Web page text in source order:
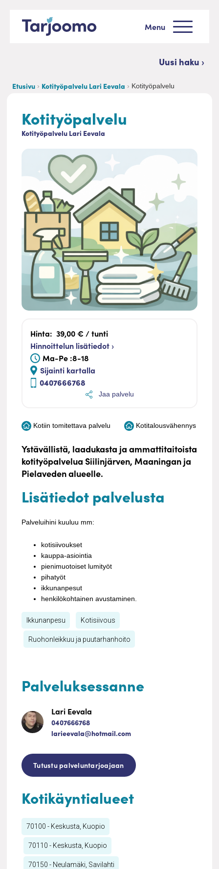
Siirry sisältöön
Menu
Uusi haku ›
Etusivu Kotityöpalvelu Lari Eevala Kotityöpalvelu
Kotityöpalvelu
Kotityöpalvelu Lari Eevala
Hinta: 39,00 € / tunti
Hinnoittelun lisätiedot ›
Ma-Pe :8-18
Sijainti kartalla
0407666768
Jaa palvelu
Kotiin tomitettava palvelu Kotitalousvähennys
Ystävällistä, laadukasta ja ammattitaitoista
kotityöpalvelua Siilinjärven, Maaningan ja
Pielaveden alueelle.
Lisätiedot palvelusta
Palveluihini kuuluu mm:
kotisiivoukset
kauppa-asiointia
pienimuotoiset lumityöt
pihatyöt
ikkunanpesut
henkilökohtainen avustaminen.
Ikkunanpesu Kotisiivous
Ruohonleikkuu ja puutarhanhoito
Palveluksessanne
Lari Eevala
0407666768
larieevala@hotmail.com
Tutustu palveluntarjoajaan
Kotikäyntialueet
70100 - Keskusta, Kuopio
70110 - Keskusta, Kuopio
70150 - Neulamäki, Savilahti